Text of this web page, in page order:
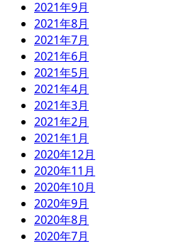
2021年9月
2021年8月
2021年7月
2021年6月
2021年5月
2021年4月
2021年3月
2021年2月
2021年1月
2020年12月
2020年11月
2020年10月
2020年9月
2020年8月
2020年7月